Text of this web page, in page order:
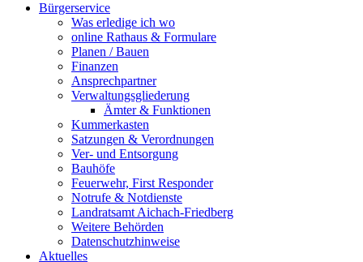
Bürgerservice
Was erledige ich wo
online Rathaus & Formulare
Planen / Bauen
Finanzen
Ansprechpartner
Verwaltungsgliederung
Ämter & Funktionen
Kummerkasten
Satzungen & Verordnungen
Ver- und Entsorgung
Bauhöfe
Feuerwehr, First Responder
Notrufe & Notdienste
Landratsamt Aichach-Friedberg
Weitere Behörden
Datenschutzhinweise
Aktuelles